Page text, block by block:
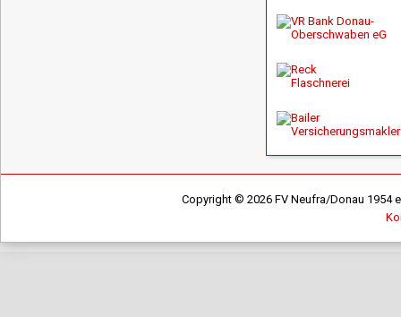
Copyright © 2026 FV Neufra/Donau